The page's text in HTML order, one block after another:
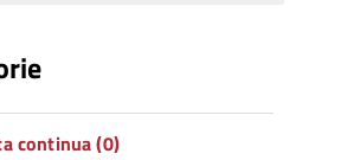
continua (0)